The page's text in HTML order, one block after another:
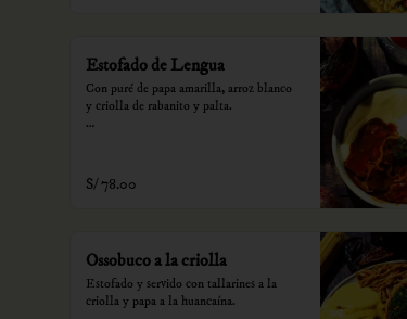
Estofado de Lengua
Con puré de papa amarilla, arroz blanco
y criolla de rabanito y palta.
recargo al consumo.
S/ 78.00
Ossobuco a la criolla
Estofado y servido con tallarines a la
criolla y papa a la huancaína.